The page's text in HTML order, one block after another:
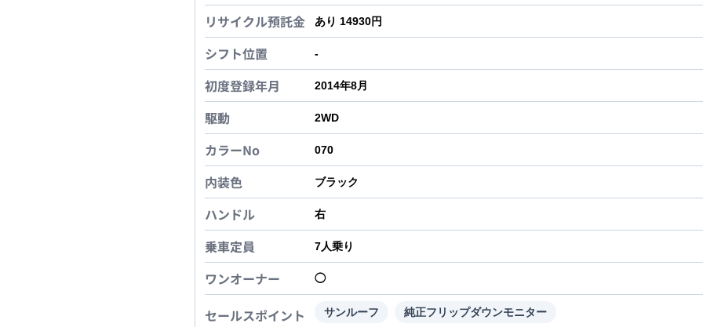
リサイクル預託金 あり 14930円
シフト位置 -
初度登録年月 2014年8月
駆動 2WD
カラーNo 070
内装色 ブラック
ハンドル 右
乗車定員 7人乗り
ワンオーナー ◯
セールスポイント サンルーフ 純正フリップダウンモニター